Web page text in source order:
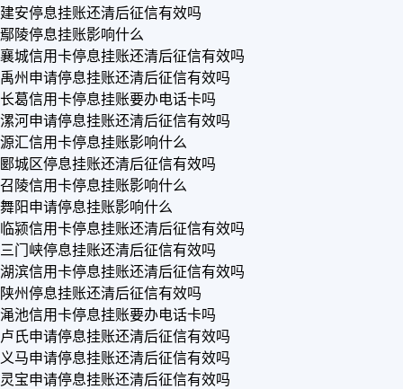
建安停息挂账还清后征信有效吗
鄢陵停息挂账影响什么
襄城信用卡停息挂账还清后征信有效吗
禹州申请停息挂账还清后征信有效吗
长葛信用卡停息挂账要办电话卡吗
漯河申请停息挂账还清后征信有效吗
源汇信用卡停息挂账影响什么
郾城区停息挂账还清后征信有效吗
召陵信用卡停息挂账影响什么
舞阳申请停息挂账影响什么
临颍信用卡停息挂账还清后征信有效吗
三门峡停息挂账还清后征信有效吗
湖滨信用卡停息挂账还清后征信有效吗
陕州停息挂账还清后征信有效吗
渑池信用卡停息挂账要办电话卡吗
卢氏申请停息挂账还清后征信有效吗
义马申请停息挂账还清后征信有效吗
灵宝申请停息挂账还清后征信有效吗